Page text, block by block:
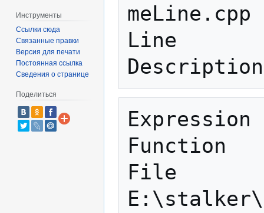
meLine.cpp
Line
Function
File
Инструменты
Ссылки сюда
Связанные правки
Версия для печати
Постоянная ссылка
Сведения о странице
Поделиться